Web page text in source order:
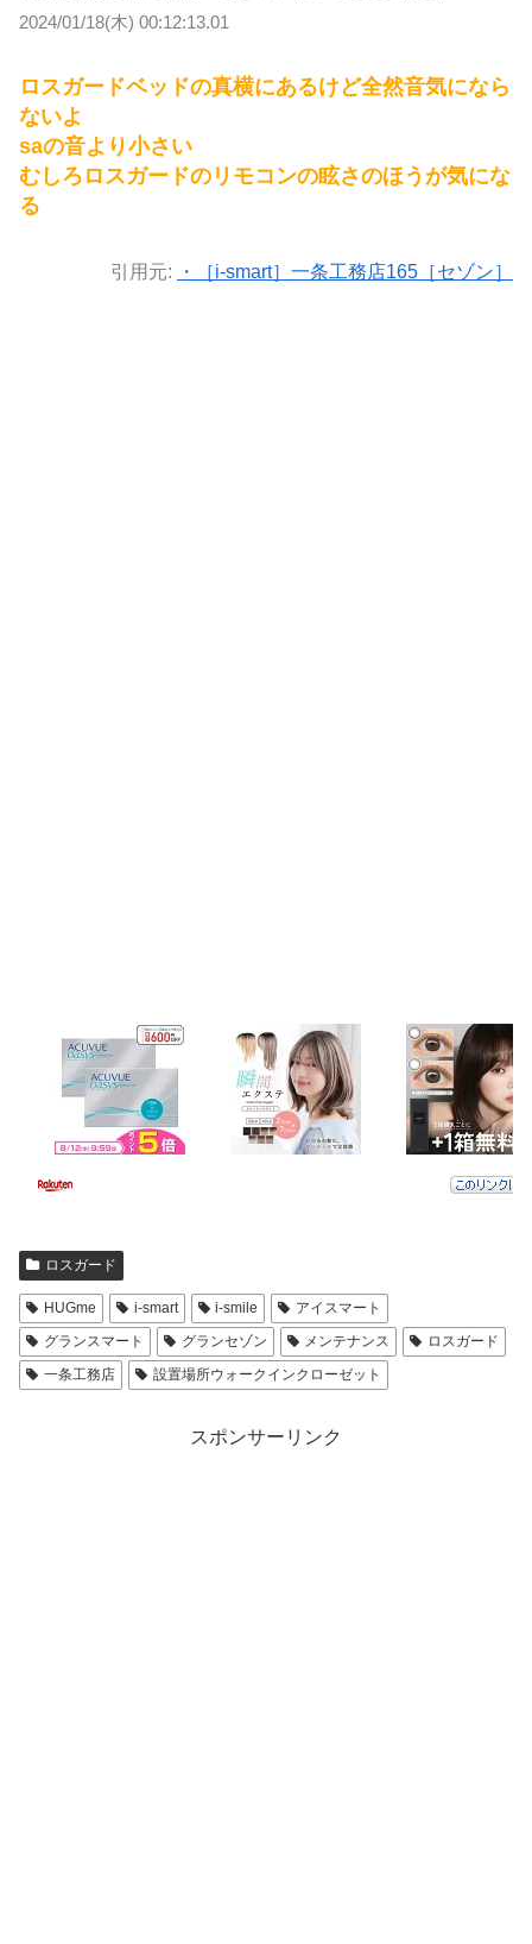
2024/01/18(木) 00:12:13.01
ロスガードベッドの真横にあるけど全然音気になら
ないよ
saの音より小さい
むしろロスガードのリモコンの眩さのほうが気にな
る
引用元: ・［i-smart］一条工務店165［セゾン］
ロスガード
HUGme i-smart i-smile
アイスマート
グランスマート
グランセゾン メンテナンス
ロスガード
一条工務店
設置場所ウォークインクローゼット
スポンサーリンク